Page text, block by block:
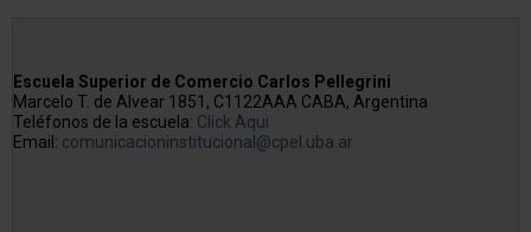
Escuela Superior de Comercio Carlos Pellegrini
Marcelo T. de Alvear 1851, C1122AAA CABA, Argentina
Teléfonos de la escuela: Click Aqui
Email: comunicacioninstitucional@cpel.uba.ar